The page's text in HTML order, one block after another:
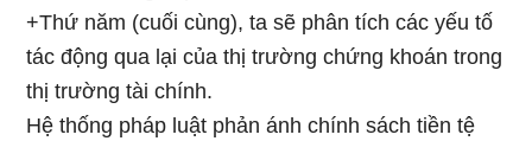
+Thứ năm (cuối cùng), ta sẽ phân tích các yếu tố
tác động qua lại của thị trường chứng khoán trong
thị trường tài chính.
Hệ thống pháp luật phản ánh chính sách tiền tệ